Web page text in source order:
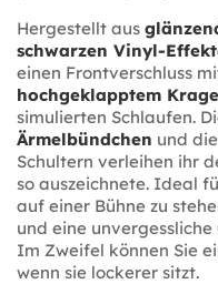
Hergestellt aus
schwarzen Vinyl-
einen Frontverschluss
hochgeklapptem
simulierten Schlaufen.
Ärmelbündchen und
Schultern verleihen ihr
so auszeichnete. Ideal
auf einer Bühne zu
und eine
Im Zweifel können Sie
wenn sie lockerer sitzt.